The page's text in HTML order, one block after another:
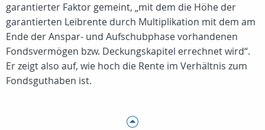
garantierter Faktor gemeint, „mit dem die Höhe der
garantierten Leibrente durch Multiplikation mit dem am
Ende der Anspar- und Aufschubphase vorhandenen
Fondsvermögen bzw. Deckungskapitel errechnet wird“.
Er zeigt also auf, wie hoch die Rente im Verhältnis zum
Fondsguthaben ist.